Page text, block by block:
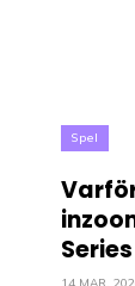
Spel
14 MAR,